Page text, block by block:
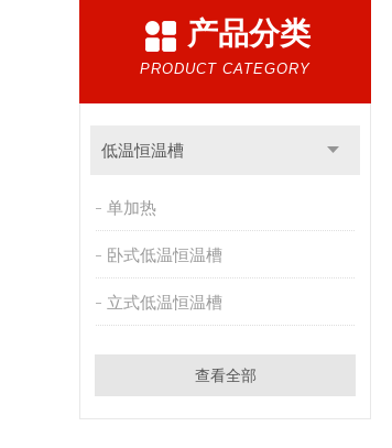
产品分类
PRODUCT CATEGORY
低温恒温槽
单加热
卧式低温恒温槽
立式低温恒温槽
查看全部